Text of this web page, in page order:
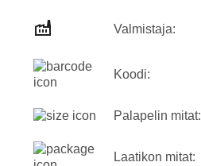
Valmistaja:
Koodi:
Palapelin mitat:
Laatikon mitat: